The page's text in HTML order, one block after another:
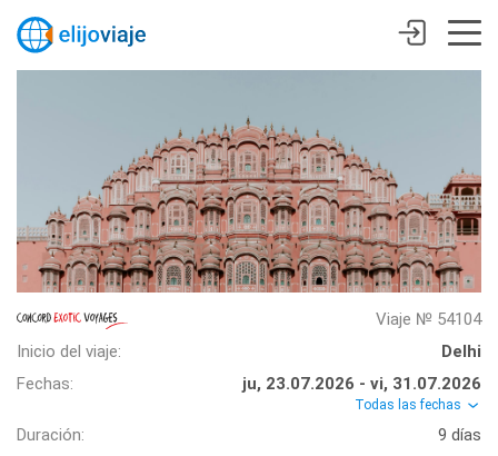
Viaje № 54104
Inicio del viaje:
Delhi
Fechas:
ju, 23.07.2026 - vi, 31.07.2026
Todas las fechas
Duración:
9 días